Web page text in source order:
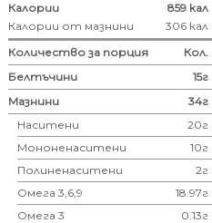
Калории 859 кал
Калории от мазнини
306 кал
Количество за порция
Кол.
Белтъчини
15г
Мазнини
34г
Наситени
20г
Мононенаситени
10г
Полиненаситени
2г
Омега 3,6,9
18.97г
Омега 3
0.13г